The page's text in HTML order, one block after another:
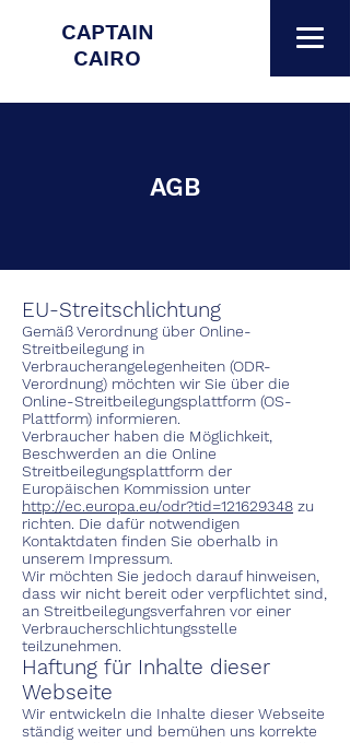
CAPTAIN
CAIRO
AGB
EU-Streitschlichtung
Gemäß Verordnung über Online-
Streitbeilegung in
Verbraucherangelegenheiten (ODR-
Verordnung) möchten wir Sie über die
Online-Streitbeilegungsplattform (OS-
Plattform) informieren.
Verbraucher haben die Möglichkeit,
Beschwerden an die Online
Streitbeilegungsplattform der
Europäischen Kommission unter
http://ec.europa.eu/odr?tid=121629348 zu
richten. Die dafür notwendigen
Kontaktdaten finden Sie oberhalb in
unserem Impressum.
Wir möchten Sie jedoch darauf hinweisen,
dass wir nicht bereit oder verpflichtet sind,
an Streitbeilegungsverfahren vor einer
Verbraucherschlichtungsstelle
teilzunehmen.
Haftung für Inhalte dieser
Webseite
Wir entwickeln die Inhalte dieser Webseite
ständig weiter und bemühen uns korrekte